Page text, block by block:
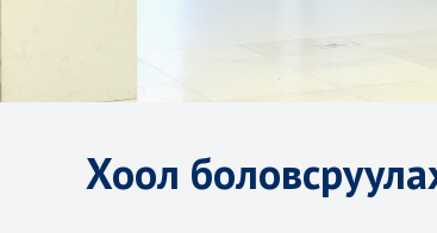
Хоол